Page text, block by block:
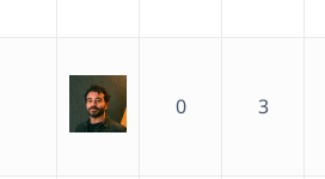
0 3